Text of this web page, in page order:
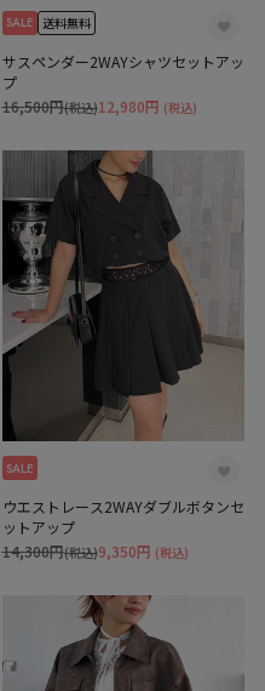
SALE 送料無料
サスペンダー2WAYシャツセットアッ
プ
12,980円 (税込)
16,500円(税込)
SALE
ウエストレース2WAYダブルボタンセ
ットアップ
9,350円 (税込)
14,300円(税込)